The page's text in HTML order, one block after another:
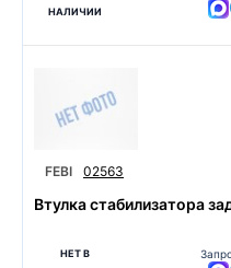
НАЛИЧИИ
FEBI 02563
Втулка стабилизатора
НЕТ В